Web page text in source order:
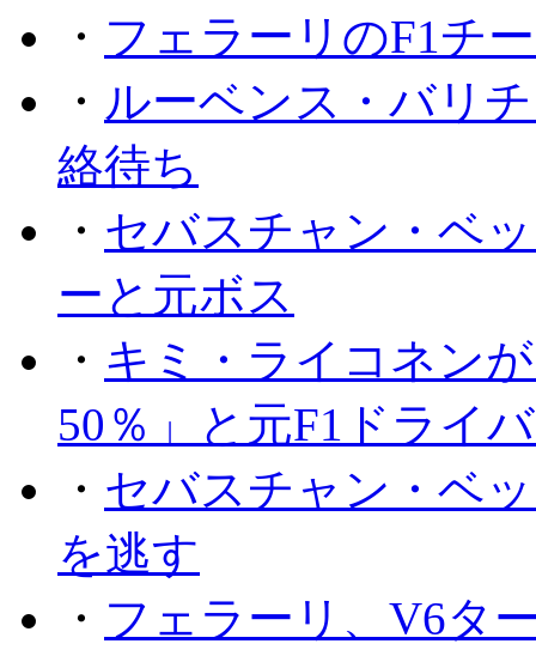
・ フェラーリのF1チ
・ ルーベンス・バリ
絡待ち
・ セバスチャン・ベ
ーと元ボス
・ キミ・ライコネン
50％」と元F1ドライ
・ セバスチャン・ベ
を逃す
・ フェラーリ、V6タ